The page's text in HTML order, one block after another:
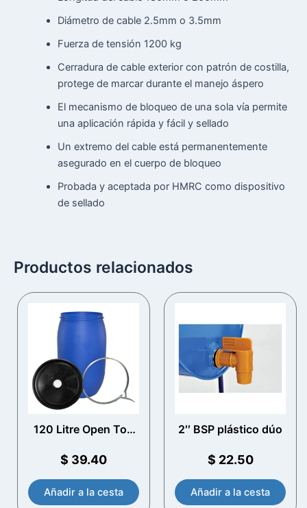
Diámetro de cable 2.5mm o 3.5mm
Fuerza de tensión 1200 kg
Cerradura de cable exterior con patrón de costilla,
protege de marcar durante el manejo áspero
El mecanismo de bloqueo de una sola vía permite
una aplicación rápida y fácil y sellado
Un extremo del cable está permanentemente
asegurado en el cuerpo de bloqueo
Probada y aceptada por HMRC como dispositivo
de sellado
Productos relacionados
120 Litre Open Top
tapa ventilada
$ 39.40
Añadir a la cesta
2′′ BSP plástico dúo
$ 22.50
Añadir a la cesta